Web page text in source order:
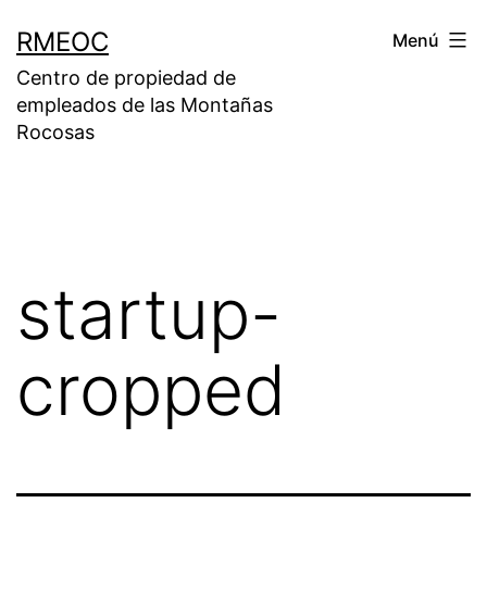
contenido
RMEOC
Centro de propiedad de
empleados de las Montañas
Rocosas
Menú
startup-
cropped